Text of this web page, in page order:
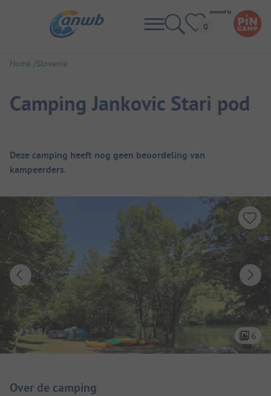
Home Slovenië
Camping Jankovic Stari pod
Camping overzicht
Deze camping heeft nog geen beoordeling van
kampeerders.
6
Over de camping